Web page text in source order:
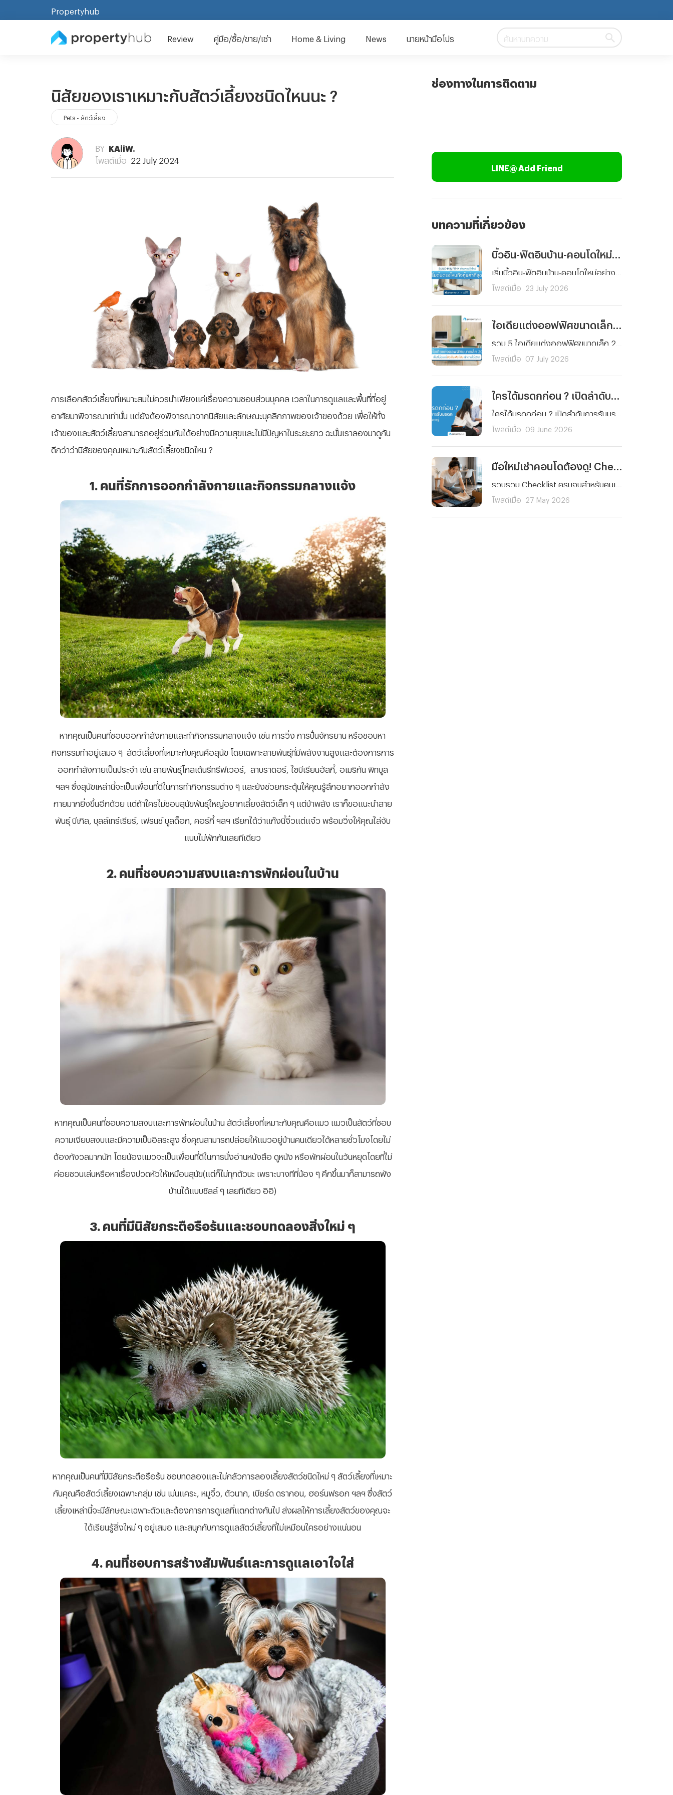
Propertyhub
Review คู่มือ/ซื้อ/ขาย/เช่า Home & Living News นายหน้ามือโปร ค้นหาบทความ
นิสัยของเราเหมาะกับสัตว์เลี้ยงชนิดไหนนะ ?
Pets - สัตว์เลี้ยง
BY
KAiiW.
โพสต์เมื่อ
22 July 2024
การเลือกสัตว์เลี้ยงที่เหมาะสมไม่ควรนำเพียงแค่เรื่องความชอบส่วนบุคคล เวลาในการดูแลและพื้นที่ที่อยู่
อาศัยมาพิจารณาเท่านั้น แต่ยังต้องพิจารณาจากนิสัยและลักษณะบุคลิกภาพของเจ้าของด้วย เพื่อให้ทั้ง
เจ้าของและสัตว์เลี้ยงสามารถอยู่ร่วมกันได้อย่างมีความสุขและไม่มีปัญหาในระยะยาว ฉะนั้นเราลองมาดูกัน
ดีกว่าว่านิสัยของคุณเหมาะกับสัตว์เลี้ยงชนิดไหน ?
1. คนที่รักการออกกำลังกายและกิจกรรมกลางแจ้ง
หากคุณเป็นคนที่ชอบออกกำลังกายและทำกิจกรรมกลางแจ้ง เช่น การวิ่ง การปั่นจักรยาน หรือชอบหา
กิจกรรมทำอยู่เสมอ ๆ สัตว์เลี้ยงที่เหมาะกับคุณคือสุนัข โดยเฉพาะสายพันธุ์ที่มีพลังงานสูงและต้องการการ
ออกกำลังกายเป็นประจำ เช่น สายพันธุ์โกลเด้นรีทรีฟเวอร์, ลาบราดอร์, ไซบีเรียนฮัสกี้, อเมริกัน พิทบูล
ฯลฯ ซึ่งสุนัขเหล่านี้จะเป็นเพื่อนที่ดีในการทำกิจกรรมต่าง ๆ และยังช่วยกระตุ้นให้คุณรู้สึกอยากออกกำลัง
กายมากยิ่งขึ้นอีกด้วย แต่ถ้าใครไม่ชอบสุนัขพันธุ์ใหญ่อยากเลี้ยงสัตว์เล็ก ๆ แต่บ้าพลัง เราก็ขอแนะนำสาย
พันธุ์ บีเกิล, บุลล์เทร์เรียร์, เฟรนช์ บูลด็อก, คอร์กี้ ฯลฯ เรียกได้ว่าแก๊งนี้จิ๋วแต่แจ๋ว พร้อมวิ่งให้คุณไล่จับ
แบบไม่พักกันเลยทีเดียว
2. คนที่ชอบความสงบและการพักผ่อนในบ้าน
หากคุณเป็นคนที่ชอบความสงบและการพักผ่อนในบ้าน สัตว์เลี้ยงที่เหมาะกับคุณคือแมว แมวเป็นสัตว์ที่ชอบ
ความเงียบสงบและมีความเป็นอิสระสูง ซึ่งคุณสามารถปล่อยให้แมวอยู่บ้านคนเดียวได้หลายชั่วโมงโดยไม่
ต้องกังวลมากนัก โดยน้องแมวจะเป็นเพื่อนที่ดีในการนั่งอ่านหนังสือ ดูหนัง หรือพักผ่อนในวันหยุดโดยที่ไม่
ค่อยชวนเล่นหรือหาเรื่องปวดหัวให้เหมือนสุนัข(แต่ก็ไม่ทุกตัวนะ เพราะบางทีที่น้อง ๆ คึกขึ้นมาก็สามารถพัง
บ้านได้แบบชิลล์ ๆ เลยทีเดียว อิอิ)
3. คนที่มีนิสัยกระตือรือร้นและชอบทดลองสิ่งใหม่ ๆ
หากคุณเป็นคนที่มีนิสัยกระตือรือร้น ชอบทดลองและไม่กลัวการลองเลี้ยงสัตว์ชนิดใหม่ ๆ สัตว์เลี้ยงที่เหมาะ
กับคุณคือสัตว์เลี้ยงเฉพาะกลุ่ม เช่น เม่นแคระ , หมูจิ๋ว, ตัวนาก, เบียร์ด ดรากอน, ฮอร์นฟรอก ฯลฯ ซึ่งสัตว์
เลี้ยงเหล่านี้จะมีลักษณะเฉพาะตัวและต้องการการดูแลที่แตกต่างกันไป ส่งผลให้การเลี้ยงสัตว์ของคุณจะ
ได้เรียนรู้สิ่งใหม่ ๆ อยู่เสมอ และสนุกกับการดูแลสัตว์เลี้ยงที่ไม่เหมือนใครอย่างแน่นอน
4. คนที่ชอบการสร้างสัมพันธ์และการดูแลเอาใจใส่
ช่องทางในการติดตาม
LINE@ Add Friend
บทความที่เกี่ยวข้อง
โพสต์เมื่อ 23 July 2026
โพสต์เมื่อ 07 July 2026
โพสต์เมื่อ 09 June 2026
โพสต์เมื่อ 27 May 2026